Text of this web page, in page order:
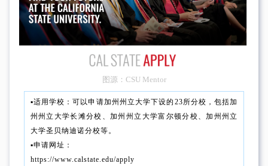
图源：CSU Mentor
▪︎适用学校：可以申请加州州立大学下设的23所分校，包括加
州州立大学长滩分校、加州州立大学富尔顿分校、加州州立
大学圣贝纳迪诺分校等。
▪︎申请网址：
https://www.calstate.edu/apply